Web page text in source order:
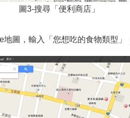
圖3-搜尋「便利商店」
圖，輸入「您想吃的食物類型